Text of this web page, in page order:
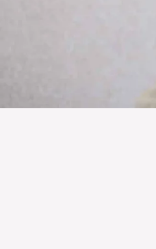
Carte
vos